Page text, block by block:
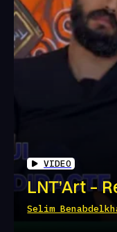
VIDEO
LNT’Art –
Selim